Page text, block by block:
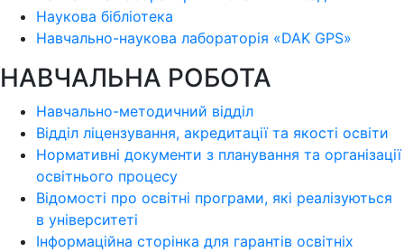
Наукова бібліотека
Навчально-наукова лабораторія «DAK GPS»
НАВЧАЛЬНА РОБОТА
Навчально-методичний відділ
Відділ ліцензування, акредитації та якості освіти
Нормативні документи з планування та організації
освітнього процесу
Відомості про освітні програми, які реалізуються
в університеті
Інформаційна сторінка для гарантів освітніх